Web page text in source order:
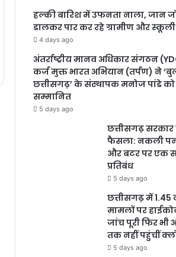
हल्की बारिश में उफनता नाला, जान
डालकर पार कर रहे ग्रामीण और
4 days ago
अंतर्राष्ट्रीय मानव अधिकार संगठन
कर्ज मुक्त भारत अभियान (तर्पण) ने
छत्तीसगढ़’ के संस्थापक मनोज पांडे को
सम्मानित
5 days ago
छत्तीसगढ़ सरकार
फैसला: नकली
और बटर पर एक
प्रतिबंध
5 days ago
छत्तीसगढ़ में 1.45
मामलों पर
जांच पूरी फिर भी
तक नहीं पहुंचीं
5 days ago